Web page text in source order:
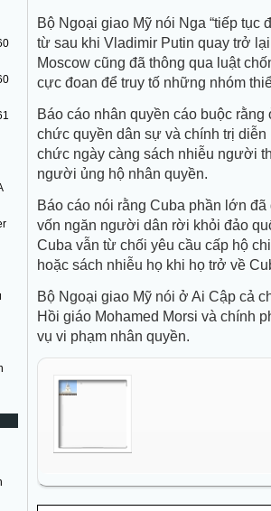
Bộ Ngoại giao Mỹ nói Nga “tiếp tục
từ sau khi Vladimir Putin quay trở
Moscow cũng đã thông qua luật
cực đoan để truy tố những nhóm
Báo cáo nhân quyền cáo buộc
chức quyền dân sự và chính trị
chức ngày càng sách nhiễu người
người ủng hộ nhân quyền.
Báo cáo nói rằng Cuba phần lớn
vốn ngăn người dân rời khỏi đảo
Cuba vẫn từ chối yêu cầu cấp hộ
hoặc sách nhiễu họ khi họ trở về
Bộ Ngoại giao Mỹ nói ở Ai Cập cả
Hồi giáo Mohamed Morsi và chính
vụ vi phạm nhân quyền.